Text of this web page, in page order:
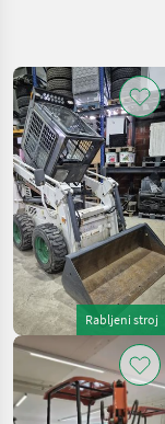
Kategorija 4
TRENUTNA
POT
Gradbena
tehnika
Gradbeni
Stroji
Mini
Bager
Wwt
IZBERITE
KATEGORIJO
Ponastavi
Rabljeni stroj